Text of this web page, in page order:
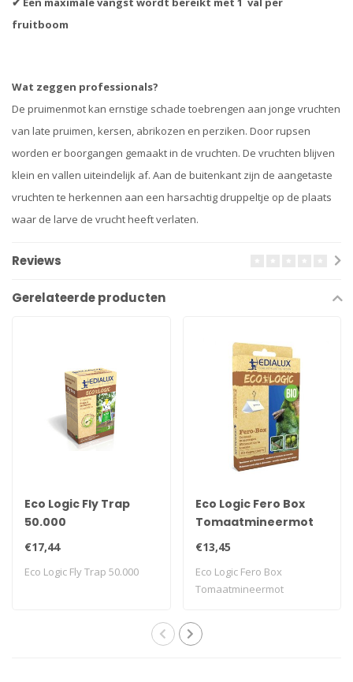
fruitboom
Wat zeggen professionals?
De pruimenmot kan ernstige schade toebrengen aan jonge vruchten
van late pruimen, kersen, abrikozen en perziken. Door rupsen
worden er boorgangen gemaakt in de vruchten. De vruchten blijven
klein en vallen uiteindelijk af. Aan de buitenkant zijn de aangetaste
vruchten te herkennen aan een harsachtig druppeltje op de plaats
waar de larve de vrucht heeft verlaten.
Reviews
Gerelateerde producten
Eco Logic Fly Trap
50.000
€17,44
Eco Logic Fly Trap 50.000
Eco Logic Fero Box
Tomaatmineermot
€13,45
Eco Logic Fero Box
Tomaatmineermot